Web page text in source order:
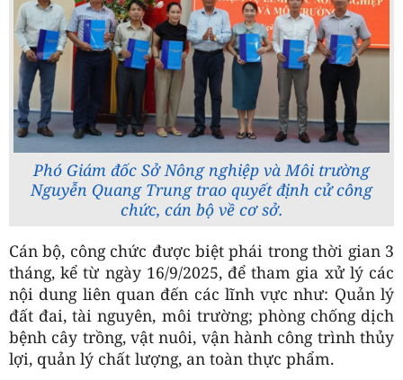
Phó Giám đốc Sở Nông nghiệp và Môi trường
Nguyễn Quang Trung trao quyết định cử công
chức, cán bộ về cơ sở.
Cán bộ, công chức được biệt phái trong thời gian 3
tháng, kể từ ngày 16/9/2025, để tham gia xử lý các
nội dung liên quan đến các lĩnh vực như: Quản lý
đất đai, tài nguyên, môi trường; phòng chống dịch
bệnh cây trồng, vật nuôi, vận hành công trình thủy
lợi, quản lý chất lượng, an toàn thực phẩm.